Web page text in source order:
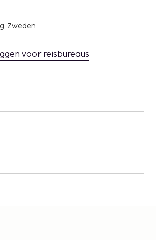
Zweden
voor reisbureaus